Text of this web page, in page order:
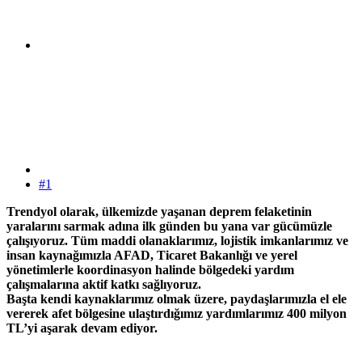
#1
Trendyol olarak, ülkemizde yaşanan deprem felaketinin
yaralarını sarmak adına ilk günden bu yana var gücümüzle
çalışıyoruz. Tüm maddi olanaklarımız, lojistik imkanlarımız ve
insan kaynağımızla AFAD, Ticaret Bakanlığı ve yerel
yönetimlerle koordinasyon halinde bölgedeki yardım
çalışmalarına aktif katkı sağlıyoruz.
Başta kendi kaynaklarımız olmak üzere, paydaşlarımızla el ele
vererek afet bölgesine ulaştırdığımız yardımlarımız 400 milyon
TL’yi aşarak devam ediyor.